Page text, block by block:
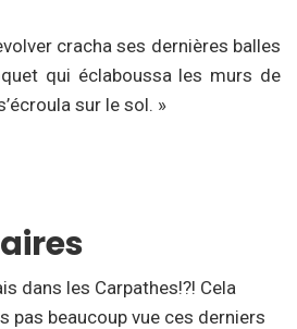
cracha ses dernières balles
qui éclaboussa les murs de
sur le sol. »
dans les Carpathes!?! Cela
pas beaucoup vue ces derniers